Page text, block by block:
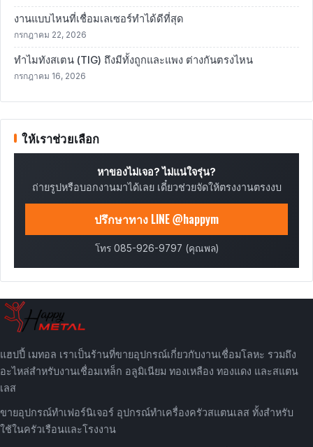
งานแบบไหนที่เชื่อมเลเซอร์ทำได้ดีที่สุด
กรกฎาคม 22, 2026
ทำไมทังสเตน (TIG) ถึงมีทั้งถูกและแพง ต่างกันตรงไหน
กรกฎาคม 16, 2026
ให้เราช่วยเลือก
หาของไม่เจอ? ไม่แน่ใจรุ่น?
ถ่ายรูปหรือบอกงานมาได้เลย เดี๋ยวช่วยจัดให้ตรงงานตรงงบ
ปรึกษาทาง LINE @happym
โทร 085-926-9797 (คุณพล)
แฮปปี้ เมทอล เราเป็นร้านที่ขายอุปกรณ์เกี่ยวกับงานเชื่อมโลหะ รวมถึง
อะไหล่สำหรับงานเชื่อมเหล็ก อลูมิเนียม ทองเหลือง ทองแดง และสแตน
เลส
ขายอุปกรณ์ทำเฟอร์นิเจอร์ อุปกรณ์ทำเครื่องครัวสแตนเลส ทั้งสำหรับ
ใช้ในครัวเรือนและโรงงาน